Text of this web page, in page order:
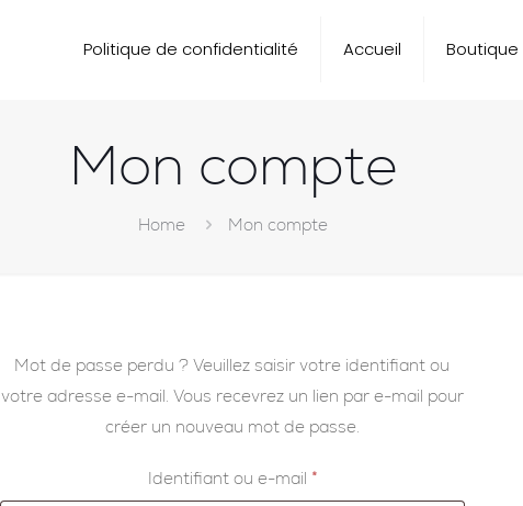
Politique de confidentialité Accueil Boutique
Mon compte
Home Mon compte
Mot de passe perdu ? Veuillez saisir votre identifiant ou
votre adresse e-mail. Vous recevrez un lien par e-mail pour
créer un nouveau mot de passe.
Identifiant ou e-mail *Obligatoire